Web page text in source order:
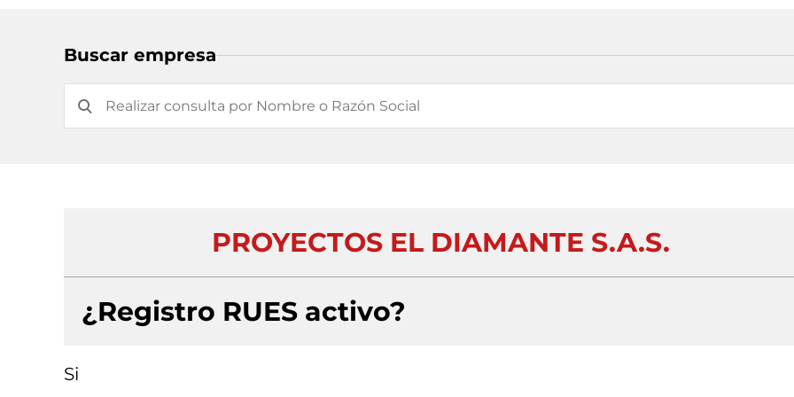
Buscar empresa
PROYECTOS EL DIAMANTE S.A.S.
¿Registro RUES activo?
Si